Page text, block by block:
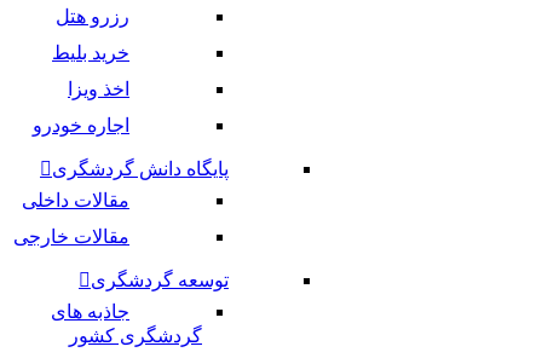
رزرو هتل
خرید بلیط
اخذ ویزا
اجاره خودرو
پایگاه دانش گردشگری
مقالات داخلی
مقالات خارجی
توسعه گردشگری
جاذبه های
گردشگری کشور